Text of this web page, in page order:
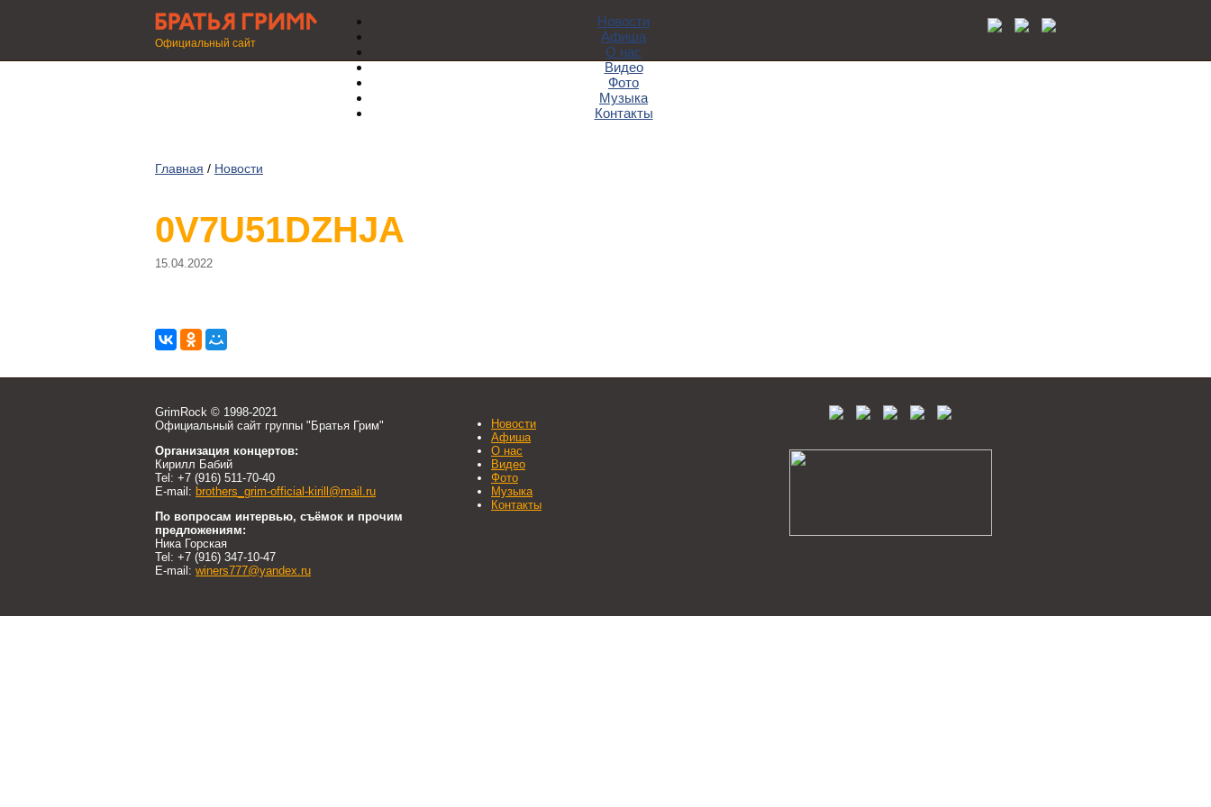
Официальный сайт
Новости
Афиша
О нас
Видео
Фото
Музыка
Контакты
Главная / Новости
0V7U51DZHJA
15.04.2022
GrimRock © 1998-2021
Официальный сайт группы "Братья Грим"
Организация концертов:
Кирилл Бабий
Tel: +7 (916) 511-70-40
E-mail: brothers_grim-official-kirill@mail.ru
По вопросам интервью, съёмок и прочим
предложениям:
Ника Горская
Tel: +7 (916) 347-10-47
E-mail: winers777@yandex.ru
Новости
Афиша
О нас
Видео
Фото
Музыка
Контакты